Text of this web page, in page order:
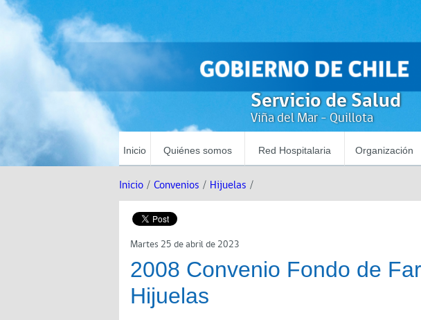
Servicio de Salud
Viña del Mar - Quillota
Inicio Quiénes somos Red Hospitalaria Organización
Inicio / Convenios / Hijuelas /
Martes 25 de abril de 2023
2008 Convenio Fondo de
Hijuelas